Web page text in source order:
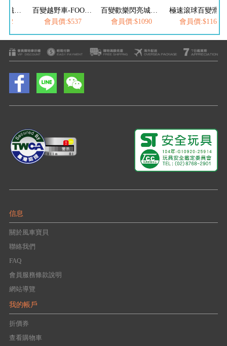
Food超人創意磁力片-百變摩天輪*新版
百變越野車-FOOD超人創意磁力片*新版*
會員價:$537
百變歡樂閃亮城堡-FOOD超人創意磁力片
會員價:$1090
會員價:$1169
信息
關於風車寶貝
聯絡我們
FAQ
會員服務條款說明
網站導覽
我的帳戶
折價券
查看購物車